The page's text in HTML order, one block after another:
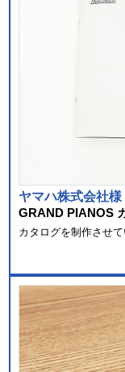
ヤマハ株式会社様
GRAND PIANOS
カタログを制作させて